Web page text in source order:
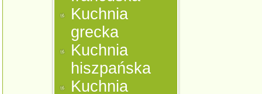
Kuchnia
grecka
Kuchnia
hiszpańska
Kuchnia